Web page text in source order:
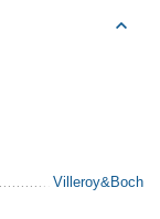
Villeroy&Boch